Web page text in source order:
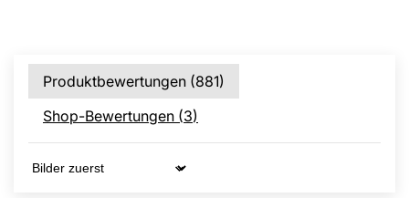
Produktbewertungen (881)
Shop-Bewertungen (3)
Sort by